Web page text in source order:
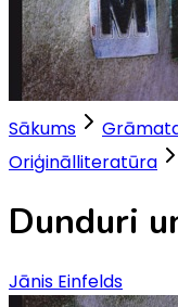
Sākums
Oriģinālliteratūra
Dunduri
Jānis Einfelds